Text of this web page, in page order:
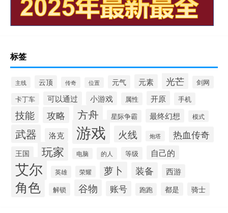
标签
主线 云顶 传奇 位置 元气 元素 光芒 剑网
卡丁车 可以通过 小游戏 属性 开原 手机
技能 攻略 方舟 星际争霸 最终幻想 模式
武器 洛克 游戏 火线 炮塔 热血传奇
王国 玩家 电脑 的人 等级 自己的
艾尔 英雄 荣耀 萝卜 装备 西游
角色 解锁 谷物 账号 跑跑 都是 骑士